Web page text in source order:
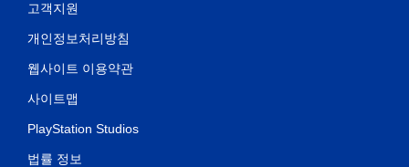
고객지원
개인정보처리방침
웹사이트 이용약관
사이트맵
PlayStation Studios
법률 정보